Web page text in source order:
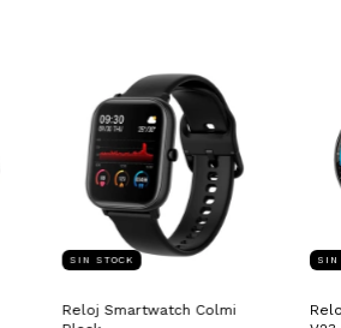
SIN STOCK
Reloj Smartwatch Colmi
SIN